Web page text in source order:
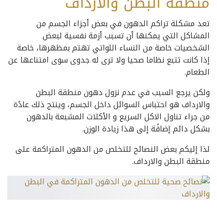
تعد مشكلة تراكم الدهون في بعض أجزاء الجسم من
المشاكل التي يمكنها أن تسبب أزمة نفسية لبعض
الشخصيات خاصة من النساء اللواتي تهتم بمظهرها، خاصة
إذا كانت تتبع نظاما صحيا ولا ترى له جدوى سوى امتناعها عن
الطعام.
ولكن يرجع السبب في عدم نزول دهون منطقة البطن
والارداف هو احتباس السوائل داخل الجسم، وينتج ذلك عادًة
من جراء تناول الاكل السريع و الأكلات المشبعة بالدهون
بشكل دائم إضافًة إلى هذا زيادة الوزن.
لذا إليكم بعض النصائح للتخلص من الدهون المتراكمة على
منطقة البطن والارداف.